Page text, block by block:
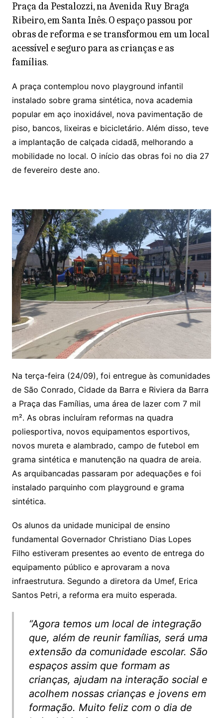
Praça da Pestalozzi, na Avenida Ruy Braga
Ribeiro, em Santa Inês. O espaço passou por
obras de reforma e se transformou em um local
acessível e seguro para as crianças e as
famílias.
A praça contemplou novo playground infantil
instalado sobre grama sintética, nova academia
popular em aço inoxidável, nova pavimentação de
piso, bancos, lixeiras e bicicletário. Além disso, teve
a implantação de calçada cidadã, melhorando a
mobilidade no local. O início das obras foi no dia 27
de fevereiro deste ano.
Na terça-feira (24/09), foi entregue às comunidades
de São Conrado, Cidade da Barra e Riviera da Barra
a Praça das Famílias, uma área de lazer com 7 mil
m². As obras incluíram reformas na quadra
poliesportiva, novos equipamentos esportivos,
novos mureta e alambrado, campo de futebol em
grama sintética e manutenção na quadra de areia.
As arquibancadas passaram por adequações e foi
instalado parquinho com playground e grama
sintética.
Os alunos da unidade municipal de ensino
fundamental Governador Christiano Dias Lopes
Filho estiveram presentes ao evento de entrega do
equipamento público e aprovaram a nova
infraestrutura. Segundo a diretora da Umef, Erica
Santos Petri, a reforma era muito esperada.
“Agora temos um local de integração
que, além de reunir famílias, será uma
extensão da comunidade escolar. São
espaços assim que formam as
crianças, ajudam na interação social e
acolhem nossas crianças e jovens em
formação. Muito feliz com o dia de